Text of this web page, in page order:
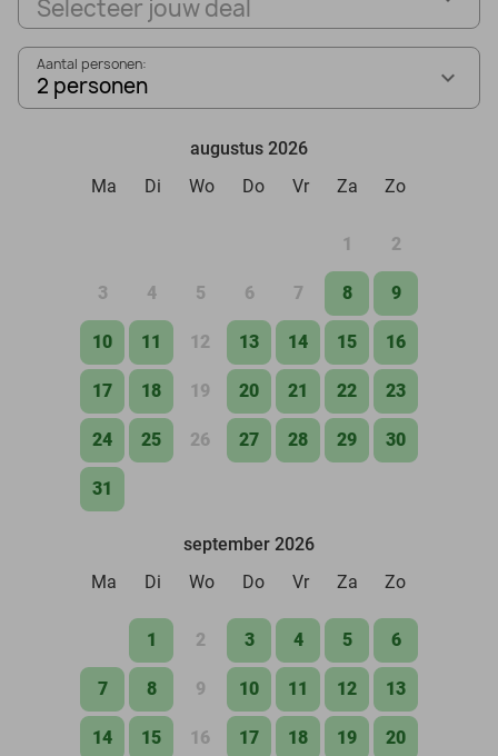
Selecteer jouw deal
Aantal personen:
2 personen
augustus 2026
Ma
Di Wo Do Vr Za Zo
1 2
3 4 5 6 7 8 9
10 11 12 13 14 15 16
17 18 19 20 21 22 23
24 25 26 27 28 29 30
31
september 2026
Ma
Di Wo Do Vr Za Zo
1 2 3 4 5 6
7 8 9 10 11 12 13
14 15 16 17 18 19 20